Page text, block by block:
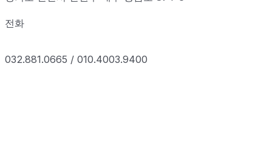
전화
032.881.0665 / 010.4003.9400